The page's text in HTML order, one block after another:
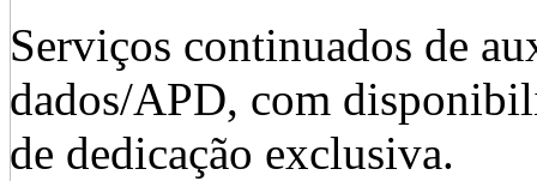
Serviços continuados de
dados/APD, com
de dedicação exclusiva.